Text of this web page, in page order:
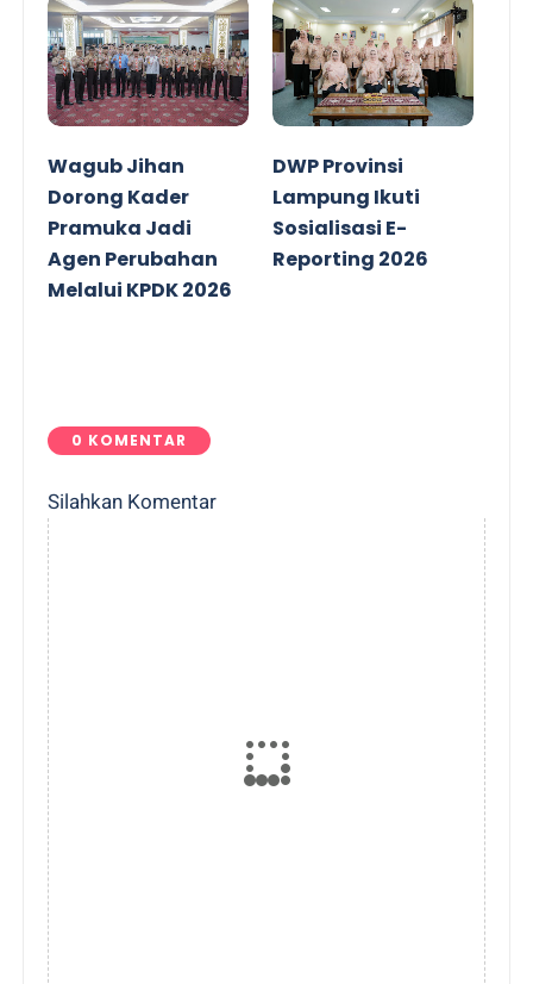
Wagub Jihan
Dorong Kader
Pramuka Jadi
Agen Perubahan
Melalui KPDK 2026
DWP Provinsi
Lampung Ikuti
Sosialisasi E-
Reporting 2026
0 KOMENTAR
Silahkan Komentar